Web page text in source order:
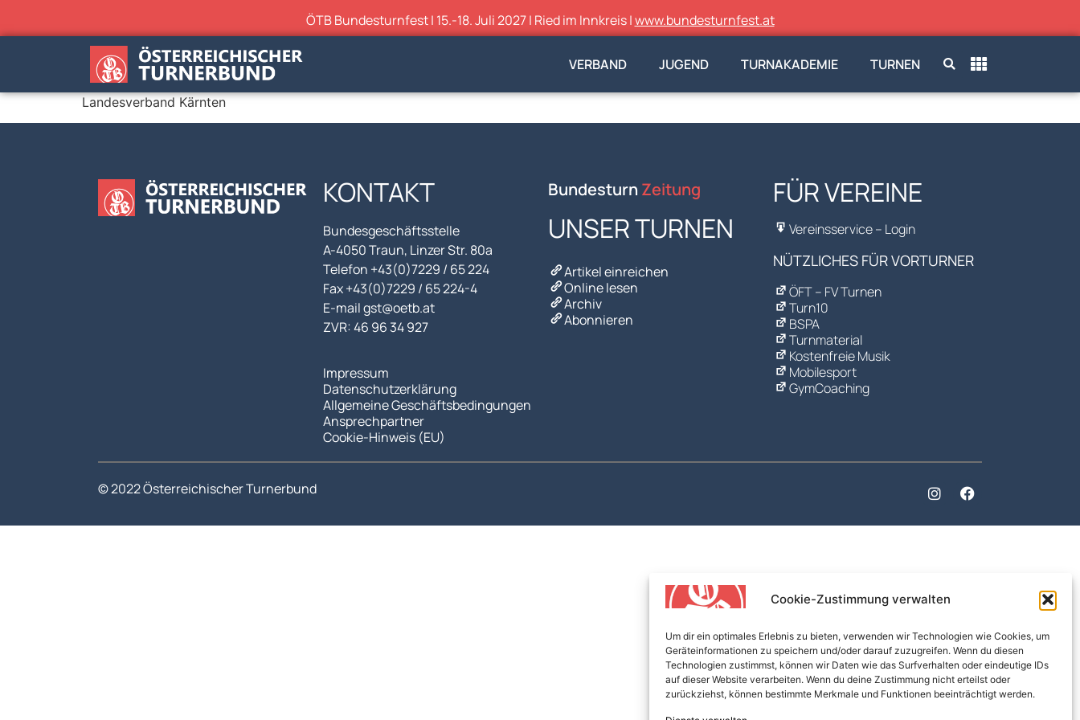
Cookie-Zustimmung verwalten
Um dir ein optimales Erlebnis zu bieten, verwenden wir Technologien wie Cookies, um
Geräteinformationen zu speichern und/oder darauf zuzugreifen. Wenn du diesen
Technologien zustimmst, können wir Daten wie das Surfverhalten oder eindeutige IDs
auf dieser Website verarbeiten. Wenn du deine Zustimmung nicht erteilst oder
zurückziehst, können bestimmte Merkmale und Funktionen beeinträchtigt werden.
ÖTB Bundesturnfest | 15.-18. Juli 2027 | Ried im Innkreis |www.bundesturnfest.at
VERBAND JUGEND TURNAKADEMIE TURNEN
Landesverband Kärnten
KONTAKT
Bundesgeschäftsstelle
A-4050 Traun, Linzer Str. 80a
Telefon +43(0)7229 / 65 224
Fax +43(0)7229 / 65 224-4
E-mail gst@oetb.at
ZVR: 46 96 34 927
Impressum
Datenschutzerklärung
Allgemeine Geschäftsbedingungen
Ansprechpartner
Cookie-Hinweis (EU)
Bundesturn Zeitung
UNSER TURNEN
Artikel einreichen
Online lesen
Archiv
Abonnieren
FÜR VEREINE
Vereinsservice – Login
NÜTZLICHES FÜR VORTURNER
ÖFT – FV Turnen
Turn10
BSPA
Turnmaterial
Kostenfreie Musik
Mobilesport
GymCoaching
© 2022 Österreichischer Turnerbund